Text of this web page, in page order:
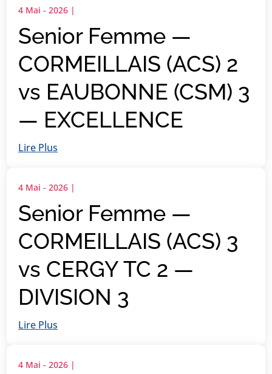
Senior Femme —
CORMEILLAIS (ACS) 2
vs EAUBONNE (CSM) 3
— EXCELLENCE
4 Mai - 2026 |
Lire Plus
Senior Femme —
CORMEILLAIS (ACS) 3
vs CERGY TC 2 —
DIVISION 3
4 Mai - 2026 |
Lire Plus
4 Mai - 2026 |